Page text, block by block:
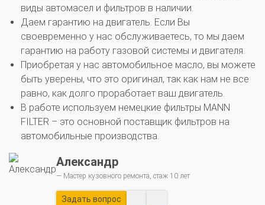
виды автомасел и фильтров в наличии.
Даем гарантию на двигатель. Если Вы
своевременно у нас обслуживаетесь, то мы даем
гарантию на работу газовой системы и двигателя.
Приобретая у нас автомобильное масло, вы можете
быть уверены, что это оригинал, так как нам не все
равно, как долго проработает ваш двигатель.
В работе используем немецкие фильтры MANN
FILTER – это основной поставщик фильтров на
автомобильные производства.
Александр
Мастер кузовного ремонта, стаж 10 лет
Задать вопрос